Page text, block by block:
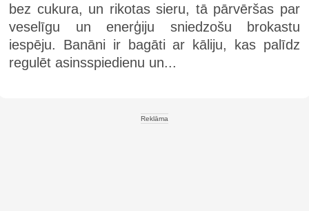
bez cukura, un rikotas sieru, tā pārvēršas par
veselīgu un enerģiju sniedzošu brokastu
iespēju. Banāni ir bagāti ar kāliju, kas palīdz
regulēt asinsspiedienu un...
Reklāma